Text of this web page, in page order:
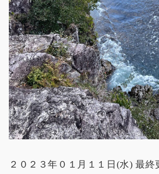
２０２３年０１月１１日(水) 最終